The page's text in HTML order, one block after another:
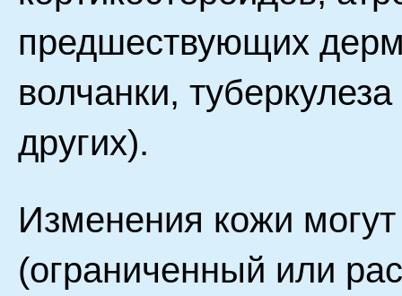
предшествующих
волчанки,
других).
Изменения кожи
(ограниченный или